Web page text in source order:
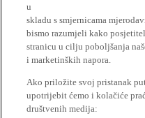
u
skladu s smjernicama
bismo razumjeli kako
stranicu u cilju poboljšanja
i marketinških napora.
Ako priložite svoj pristanak
upotrijebit ćemo i kolačiće
društvenih medija: